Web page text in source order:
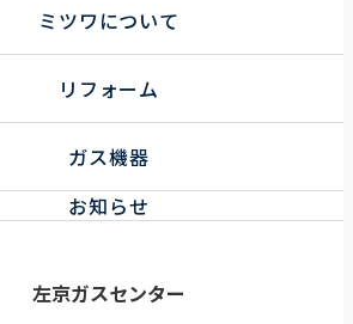
左京ガスセンター
ミツワについて
事業紹介
企業情報
お知らせ一覧
リフォーム
浴室リフォーム
トイレ・洗面リフォーム
その他リフォーム
ガス機器
ガス機器サービス
お知らせ